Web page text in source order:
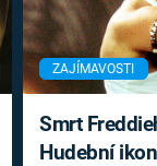
ZAJÍMAVOSTI
Smrt
Hudební